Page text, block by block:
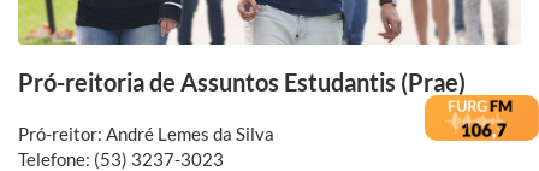
Pró-reitoria de Assuntos Estudantis (Prae)
Pró-reitor: André Lemes da Silva
Telefone: (53) 3237-3023